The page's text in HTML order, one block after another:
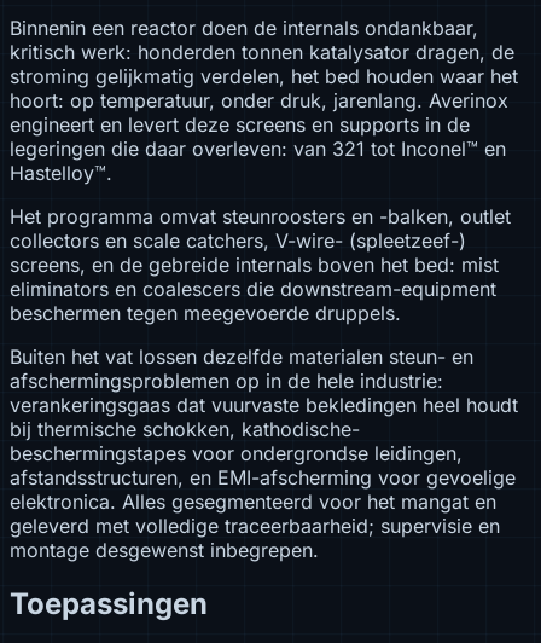
Binnenin een reactor doen de internals ondankbaar,
kritisch werk: honderden tonnen katalysator dragen, de
stroming gelijkmatig verdelen, het bed houden waar het
hoort: op temperatuur, onder druk, jarenlang. Averinox
engineert en levert deze screens en supports in de
legeringen die daar overleven: van 321 tot Inconel™ en
Hastelloy™.
Het programma omvat steunroosters en -balken, outlet
collectors en scale catchers, V-wire- (spleetzeef-)
screens, en de gebreide internals boven het bed: mist
eliminators en coalescers die downstream-equipment
beschermen tegen meegevoerde druppels.
Buiten het vat lossen dezelfde materialen steun- en
afschermingsproblemen op in de hele industrie:
verankeringsgaas dat vuurvaste bekledingen heel houdt
bij thermische schokken, kathodische-
beschermingstapes voor ondergrondse leidingen,
afstandsstructuren, en EMI-afscherming voor gevoelige
elektronica. Alles gesegmenteerd voor het mangat en
geleverd met volledige traceerbaarheid; supervisie en
montage desgewenst inbegrepen.
Toepassingen